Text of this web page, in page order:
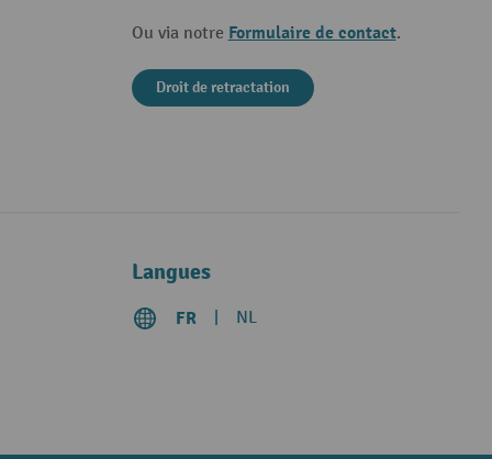
Ou via notre Formulaire de contact.
Droit de retractation
Langues
FR NL